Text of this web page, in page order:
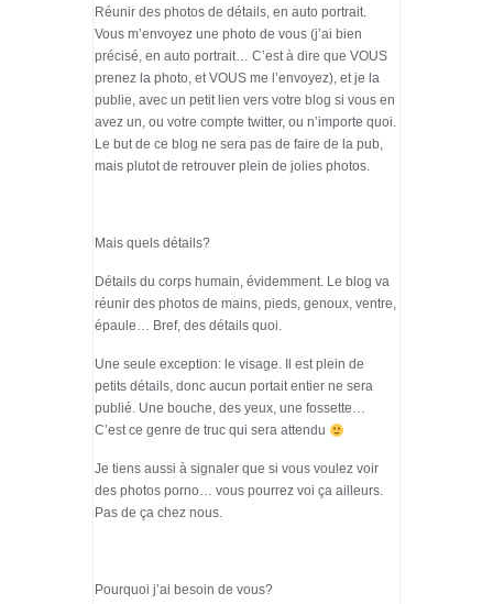
Réunir des photos de détails, en auto portrait.
Vous m’envoyez une photo de vous (j’ai bien
précisé, en auto portrait… C’est à dire que VOUS
prenez la photo, et VOUS me l’envoyez), et je la
publie, avec un petit lien vers votre blog si vous en
avez un, ou votre compte twitter, ou n’importe quoi.
Le but de ce blog ne sera pas de faire de la pub,
mais plutot de retrouver plein de jolies photos.
Mais quels détails?
Détails du corps humain, évidemment. Le blog va
réunir des photos de mains, pieds, genoux, ventre,
épaule… Bref, des détails quoi.
Une seule exception: le visage. Il est plein de
petits détails, donc aucun portait entier ne sera
publié. Une bouche, des yeux, une fossette…
C’est ce genre de truc qui sera attendu
Je tiens aussi à signaler que si vous voulez voir
des photos porno… vous pourrez voi ça ailleurs.
Pas de ça chez nous.
Pourquoi j’ai besoin de vous?